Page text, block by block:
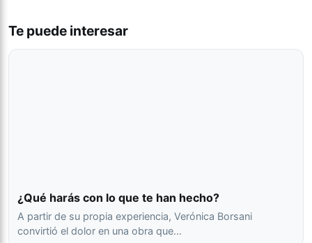
Te puede interesar
¿Qué harás con lo que te han hecho?
A partir de su propia experiencia, Verónica Borsani
convirtió el dolor en una obra que…